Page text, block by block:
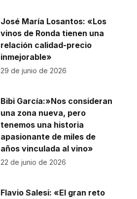
José María Losantos: «Los
vinos de Ronda tienen una
relación calidad-precio
inmejorable»
29 de junio de 2026
Bibi García:»Nos consideran
una zona nueva, pero
tenemos una historia
apasionante de miles de
años vinculada al vino»
22 de junio de 2026
Flavio Salesi: «El gran reto